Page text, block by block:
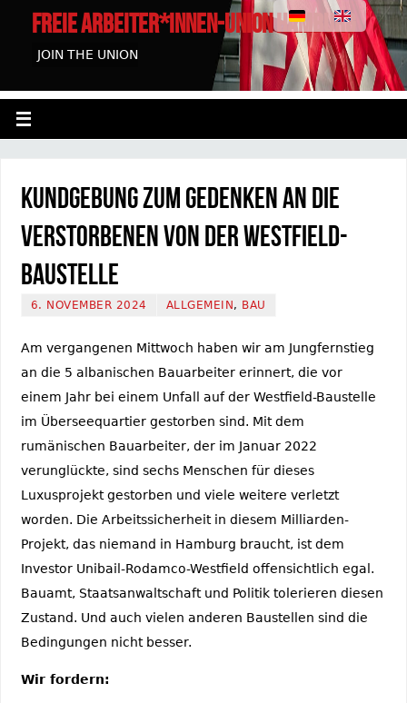
FREIE ARBEITER*INNEN-UNION HAMBURG
JOIN THE UNION
Kundgebung zum Gedenken an die
Verstorbenen von der Westfield-
Baustelle
6. NOVEMBER 2024 ALLGEMEIN, BAU
Am vergangenen Mittwoch haben wir am Jungfernstieg
an die 5 albanischen Bauarbeiter erinnert, die vor
einem Jahr bei einem Unfall auf der Westfield-Baustelle
im Überseequartier gestorben sind. Mit dem
rumänischen Bauarbeiter, der im Januar 2022
verunglückte, sind sechs Menschen für dieses
Luxusprojekt gestorben und viele weitere verletzt
worden. Die Arbeitssicherheit in diesem Milliarden-
Projekt, das niemand in Hamburg braucht, ist dem
Investor Unibail-Rodamco-Westfield offensichtlich egal.
Bauamt, Staatsanwaltschaft und Politik tolerieren diesen
Zustand. Und auch vielen anderen Baustellen sind die
Bedingungen nicht besser.
Wir fordern: